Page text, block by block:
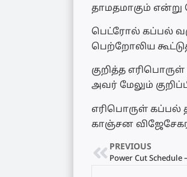
தாமதமாகும் என்று
பெட்ரோல் கப்பல்
பெற்றோலிய
குறித்த
அவர் மேலும்
எரிபொருள் கப்பல்
காஞ்சன விஜேசேகர
PREVIOUS